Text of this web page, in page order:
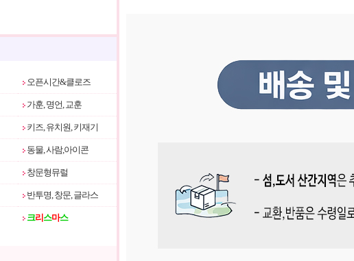
오픈시간&클로즈
가훈, 명언, 교훈
키즈, 유치원, 키재기
동물, 사람,아이콘
창문형뮤럴
반투명, 창문, 글라스
크리 스마스